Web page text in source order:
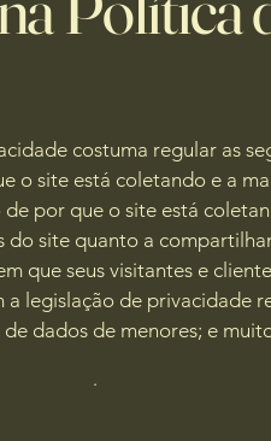
costuma regular as
o site está coletando e a
por que o site está
do site quanto a
que seus visitantes e
legislação de privacidade
dados de menores; e
artigo